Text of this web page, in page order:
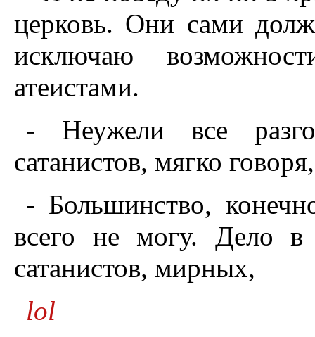
церковь. Они сами
исключаю
атеистами.
- Неужели все
сатанистов, мягко
- Большинство,
всего не могу. Дело
сатанистов, мирных,
lol